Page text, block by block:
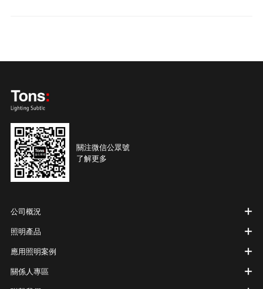
關注微信公眾號
了解更多
公司概況
照明產品
應用照明案例
關係人專區